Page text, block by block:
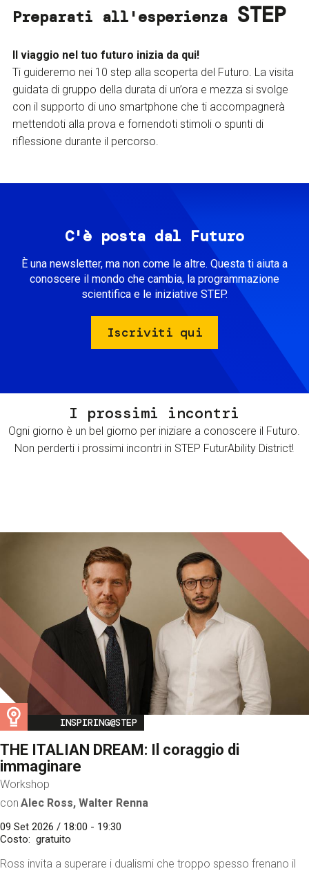
Preparati all'esperienza STEP
Il viaggio nel tuo futuro inizia da qui!
Ti guideremo nei 10 step alla scoperta del Futuro. La visita
guidata di gruppo della durata di un’ora e mezza si svolge
con il supporto di uno smartphone che ti accompagnerà
mettendoti alla prova e fornendoti stimoli o spunti di
riflessione durante il percorso.
C'è posta dal Futuro
È una newsletter, ma non come le altre. Questa ti aiuta a
conoscere il mondo che cambia, la programmazione
scientifica e le iniziative STEP.
Iscriviti qui
I prossimi incontri
Ogni giorno è un bel giorno per iniziare a conoscere il Futuro.
Non perderti i prossimi incontri in STEP FuturAbility District!
Image
INSPIRING@STEP
THE ITALIAN DREAM: Il coraggio di
immaginare
Workshop
con Alec Ross, Walter Renna
09 Set 2026 / 18:00 - 19:30
Costo
gratuito
Ross invita a superare i dualismi che troppo spesso frenano il